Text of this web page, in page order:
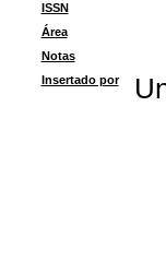
ISSN
Área
Notas
Insertado por